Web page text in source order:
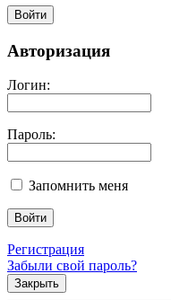
Войти
Авторизация
Логин:
Пароль:
Запомнить меня
Регистрация
Забыли свой пароль?
Закрыть